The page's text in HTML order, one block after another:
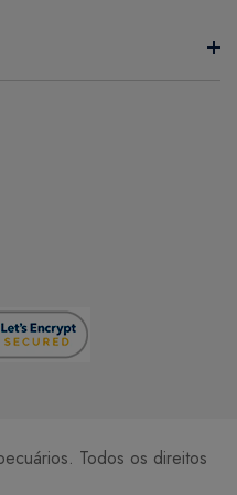
Todos os direitos